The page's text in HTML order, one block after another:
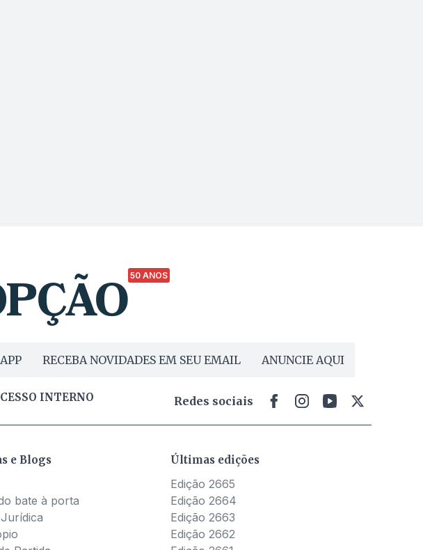
50 ANOS
RECEBA NOVIDADES EM SEU EMAIL ANUNCIE AQUI
INTERNO Redes sociais
e Blogs
bate à porta
Últimas edições
Edição 2665
Edição 2664
Edição 2663
Edição 2662